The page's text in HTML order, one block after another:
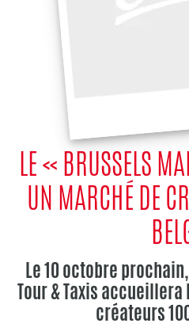
LE « BRUSSELS
UN MARCHÉ DE
Le 10 octobre
Tour & Taxis
créateurs